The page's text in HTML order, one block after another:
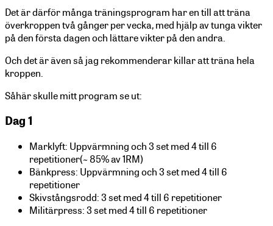
Det är därför många träningsprogram har en till att träna
överkroppen två gånger per vecka, med hjälp av tunga vikter
på den första dagen och lättare vikter på den andra.
Och det är även så jag rekommenderar killar att träna hela
kroppen.
Såhär skulle mitt program se ut:
Dag 1
Marklyft: Uppvärmning och 3 set med 4 till 6
repetitioner(~ 85% av 1RM)
Bänkpress: Uppvärmning och 3 set med 4 till 6
repetitioner
Skivstångsrodd: 3 set med 4 till 6 repetitioner
Militärpress: 3 set med 4 till 6 repetitioner